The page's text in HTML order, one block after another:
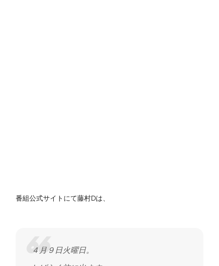
番組公式サイトにて藤村Dは、
４月９日火曜日。